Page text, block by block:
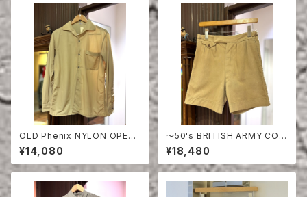
OLD Phenix NYLON OPEN
COLLAR SHIRT
¥14,080
〜50's BRITISH ARMY COT
TON SHORTS
¥18,480